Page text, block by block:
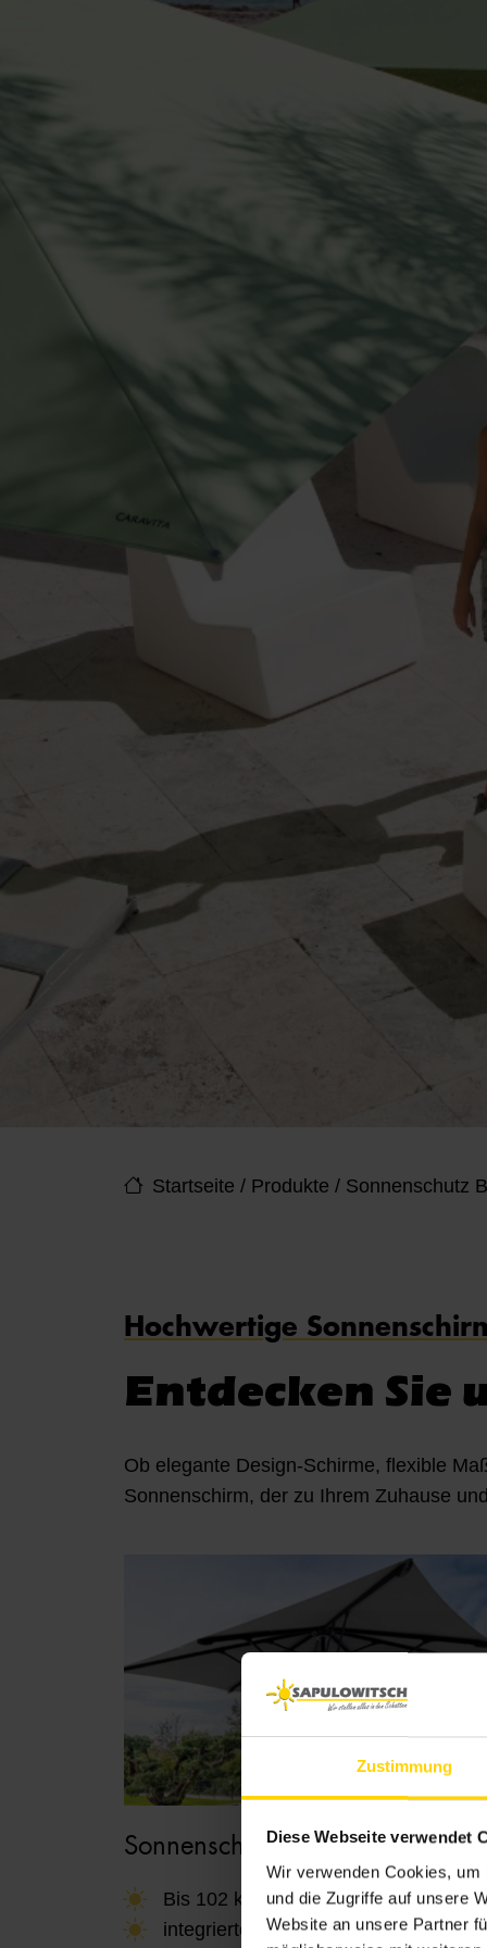
Zustimmung
Diese Webseite verwendet
Wir verwenden Cookies,
und die Zugriffe auf unsere
Website an unsere Partner
Startseite / Produkte / Sonnenschutz
Hochwertige
Entdecken Sie
Ob elegante Design-Schirme, flexible
Sonnenschirm, der zu Ihrem Zuhause
Sonnenschirm Bahama
Bis 102 km/h
integrierte LED-Beleuchtung